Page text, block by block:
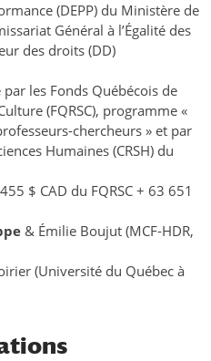
(DEPP) du Ministère de
Général à l’Égalité des
des droits (DD)
les Fonds Québécois de
(FQRSC), programme «
chercheurs » et par
Humaines (CRSH) du
$ CAD du FQRSC + 63 651
& Émilie Boujut (MCF-HDR,
(Université du Québec à